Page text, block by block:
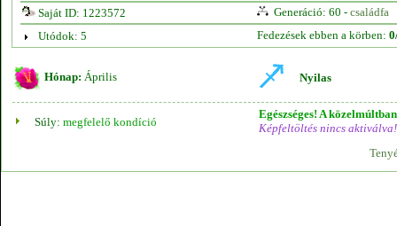
Saját ID: 1223572
Generáció: 60 - családfa
Utódok: 5
Fedezések ebben a körben:
Hónap: Április Nyilas
Súly: megfelelő kondíció
Egészséges! A
Képfeltöltés nincs aktiválva!